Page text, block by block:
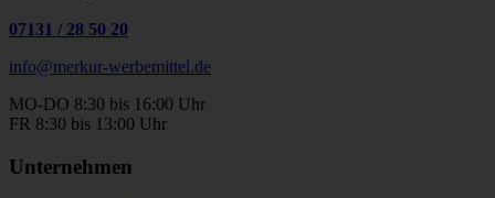
07131 / 28 50 20
info@merkur-werbemittel.de
MO-DO 8:30 bis 16:00 Uhr
FR 8:30 bis 13:00 Uhr
Unternehmen